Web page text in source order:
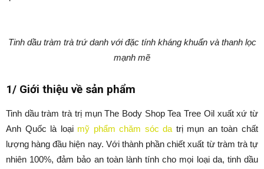
Tinh dầu tràm trà trứ danh với đặc tính kháng khuẩn và thanh lọc
mạnh mẽ
1/ Giới thiệu về sản phẩm
Tinh dầu tràm trà trị mụn The Body Shop Tea Tree Oil xuất xứ từ
Anh Quốc là loại mỹ phẩm chăm sóc da trị mụn an toàn chất
lượng hàng đầu hiện nay. Với thành phần chiết xuất từ tràm trà tự
nhiên 100%, đảm bảo an toàn lành tính cho mọi loại da, tinh dầu